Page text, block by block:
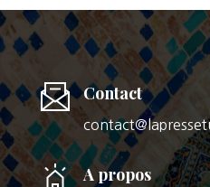
Contact
A propos